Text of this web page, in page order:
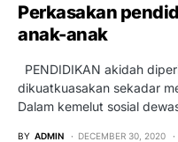
Perkasakan
anak-anak
PENDIDIKAN akidah
dikuatkuasakan sekadar
Dalam kemelut sosial
BY ADMIN DECEMBER 30, 2020